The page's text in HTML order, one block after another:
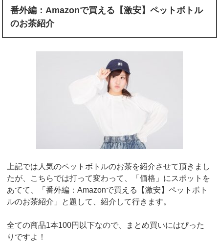
番外編： Amazonで買える【激安】ペットボトル
のお茶紹介
上記では人気のペットボトルのお茶を紹介させて頂きまし
たが、こちらでは打って変わって、「価格」にスポットを
あてて、「番外編：Amazonで買える【激安】ペットボト
ルのお茶紹介」と題して、紹介して行きます。
全ての商品1本100円以下なので、まとめ買いにはぴった
りですよ！